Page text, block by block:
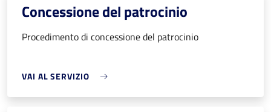
Concessione del patrocinio
Procedimento di concessione del patrocinio
VAI AL SERVIZIO